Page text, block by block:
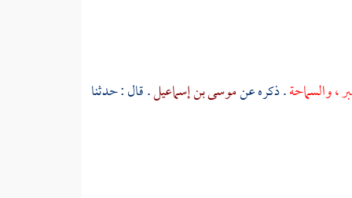
، والسماحة. ذكره عنموسى بن إسماعيل. قال : حدثنا